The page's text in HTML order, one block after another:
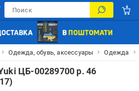
Одежда, обувь, аксессуары Одежда
ЦБ-00289700 р. 46